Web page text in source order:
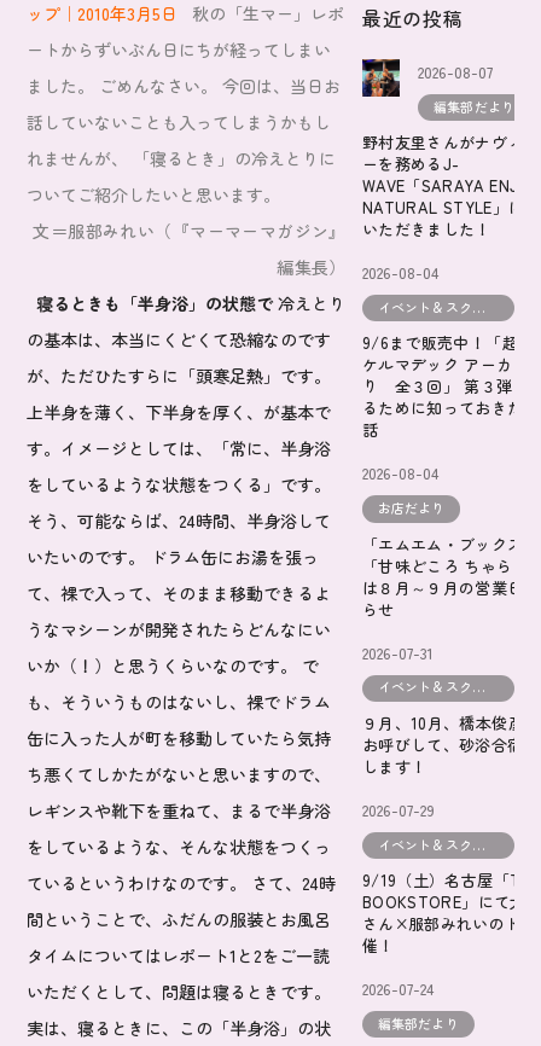
ップ｜2010年3月5日
秋の「生マー」レポ
ートからずいぶん日にちが経ってしまい
ました。
ごめんなさい。
今回は、当日お
話していないことも入ってしまうかもし
れませんが、
「寝るとき」の冷えとりに
ついてご紹介したいと思います。
文＝服部みれい（『マーマーマガジン』
編集長）
寝るときも「半身浴」の状態で 冷えとり
の基本は、本当にくどくて恐縮なのです
が、ただひたすらに「頭寒足熱」です。
上半身を薄く、下半身を厚く、が基本で
す。イメージとしては、「常に、半身浴
をしているような状態をつくる」です。
そう、可能ならば、24時間、半身浴して
いたいのです。 ドラム缶にお湯を張っ
て、裸で入って、そのまま移動できるよ
うなマシーンが開発されたらどんなにい
いか（！）と思うくらいなのです。 で
も、そういうものはないし、裸でドラム
缶に入った人が町を移動していたら気持
ち悪くてしかたがないと思いますので、
レギンスや靴下を重ねて、まるで半身浴
をしているような、そんな状態をつくっ
ているというわけなのです。 さて、24時
間ということで、ふだんの服装とお風呂
タイムについてはレポート1と2をご一読
いただくとして、問題は寝るときです。
実は、寝るときに、この「半身浴」の状
最近の投稿
2026-08-07
編集部だより
野村友里さんがナヴィ
ーを務めるJ-
WAVE「SARAYA
NATURAL STYLE」に
いただきました！
2026-08-04
イベント＆スクールだより
9/6まで販売中！「超常
ケルマデック アーカイ
り 全３回」 第３弾
るために知っておきた
話
2026-08-04
お店だより
「エムエム・ブックス
「甘味どころ ちゃらぱ
は８月～９月の営業日
らせ
2026-07-31
イベント＆スクールだより
９月、10月、橋本俊彦
お呼びして、砂浴合宿
します！
2026-07-29
イベント＆スクールだより
9/19（土）名古屋「
BOOKSTORE」にて大
さん×服部みれいのト
催！
2026-07-24
編集部だより